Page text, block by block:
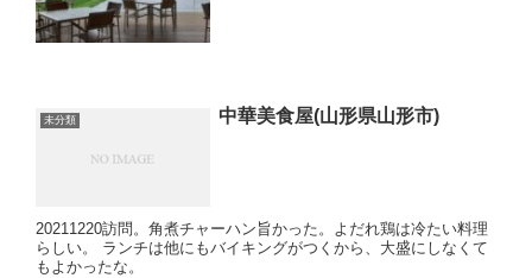
未分類 中華美食屋(山形県山形市)
20211220訪問。角煮チャーハン旨かった。よだれ鶏は冷たい料理
らしい。 ランチは他にもバイキングがつくから、大盛にしなくて
もよかったな。